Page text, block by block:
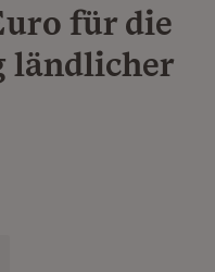
für die
ländlicher